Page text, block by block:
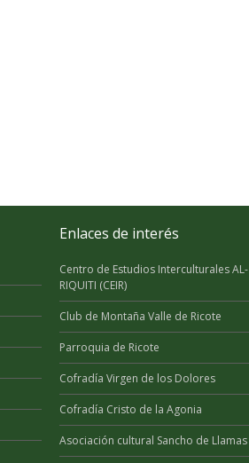
Enlaces de interés
Centro de Estudios Interculturales AL-
RIQUITI (CEIR)
Club de Montaña Valle de Ricote
Parroquia de Ricote
Cofradía Virgen de los Dolores
Cofradía Cristo de la Agonia
Asociación cultural Sancho de Llamas